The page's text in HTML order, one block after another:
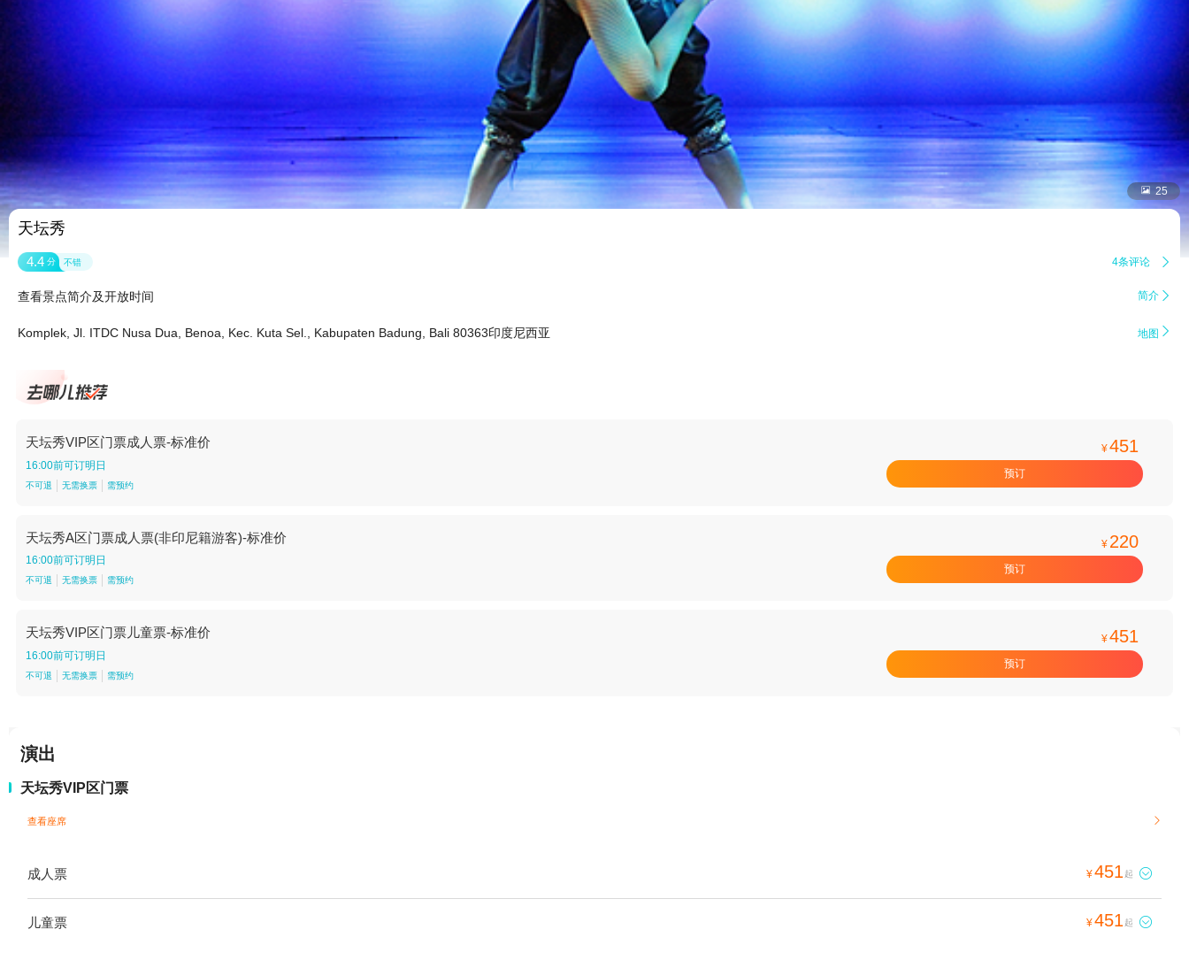
 25
天坛秀
4.4 分 不错 4条评论 
查看景点简介及开放时间 简介 
Komplek, Jl. ITDC Nusa Dua, Benoa, Kec. Kuta Sel., Kabupaten Badung, Bali 80363印度尼西亚 地图 
天坛秀VIP区门票成人票-标准价
16:00前可订明日
不可退 无需换票 需预约
¥451
预订
天坛秀A区门票成人票(非印尼籍游客)-标准价
16:00前可订明日
不可退 无需换票 需预约
¥ 220
预订
天坛秀VIP区门票儿童票-标准价
16:00前可订明日
不可退 无需换票 需预约
¥451
预订
演出
天坛秀VIP区门票
查看座席 
成人票 ¥451 起 
儿童票 ¥451 起 